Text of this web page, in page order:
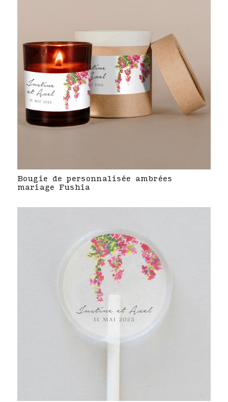
Bougie de personnalisée ambrées
mariage Fushia